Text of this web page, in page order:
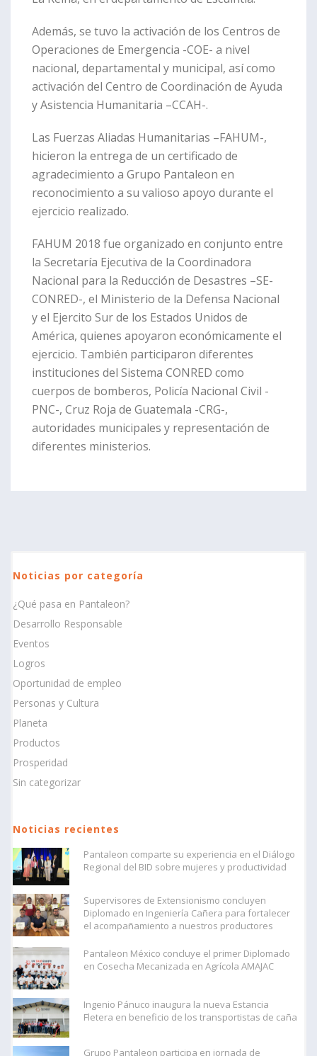
Además, se tuvo la activación de los Centros de
Operaciones de Emergencia -COE- a nivel
nacional, departamental y municipal, así como
activación del Centro de Coordinación de Ayuda
y Asistencia Humanitaria –CCAH-.
Las Fuerzas Aliadas Humanitarias –FAHUM-,
hicieron la entrega de un certificado de
agradecimiento a Grupo Pantaleon en
reconocimiento a su valioso apoyo durante el
ejercicio realizado.
FAHUM 2018 fue organizado en conjunto entre
la Secretaría Ejecutiva de la Coordinadora
Nacional para la Reducción de Desastres –SE-
CONRED-, el Ministerio de la Defensa Nacional
y el Ejercito Sur de los Estados Unidos de
América, quienes apoyaron económicamente el
ejercicio. También participaron diferentes
instituciones del Sistema CONRED como
cuerpos de bomberos, Policía Nacional Civil -
PNC-, Cruz Roja de Guatemala -CRG-,
autoridades municipales y representación de
diferentes ministerios.
Noticias por categoría
¿Qué pasa en Pantaleon?
Desarrollo Responsable
Eventos
Logros
Oportunidad de empleo
Personas y Cultura
Planeta
Productos
Prosperidad
Sin categorizar
Noticias recientes
Pantaleon comparte su experiencia en el Diálogo
Regional del BID sobre mujeres y productividad
Supervisores de Extensionismo concluyen
Diplomado en Ingeniería Cañera para fortalecer
el acompañamiento a nuestros productores
Pantaleon México concluye el primer Diplomado
en Cosecha Mecanizada en Agrícola AMAJAC
Ingenio Pánuco inaugura la nueva Estancia
Fletera en beneficio de los transportistas de caña
Grupo Pantaleon participa en jornada de